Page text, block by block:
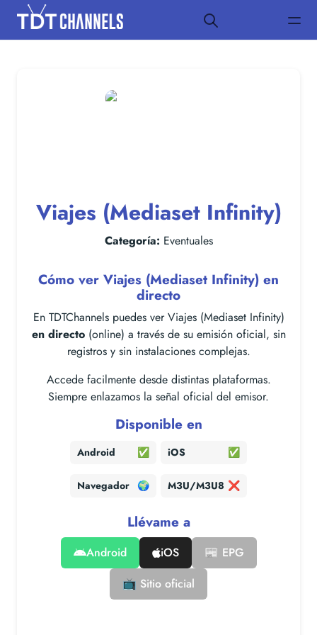
Viajes (Mediaset Infinity)
Categoría: Eventuales
Cómo ver Viajes (Mediaset Infinity) en
directo
En TDTChannels puedes ver Viajes (Mediaset Infinity)
en directo(online) a través de su emisión oficial, sin
registros y sin instalaciones complejas.
Accede facilmente desde distintas plataformas.
Siempre enlazamos la señal oficial del emisor.
Disponible en
Android ✅ iOS ✅
Navegador 🌍 M3U/M3U8 ❌
Llévame a
Android iOS
📰 EPG
📺 Sitio oficial